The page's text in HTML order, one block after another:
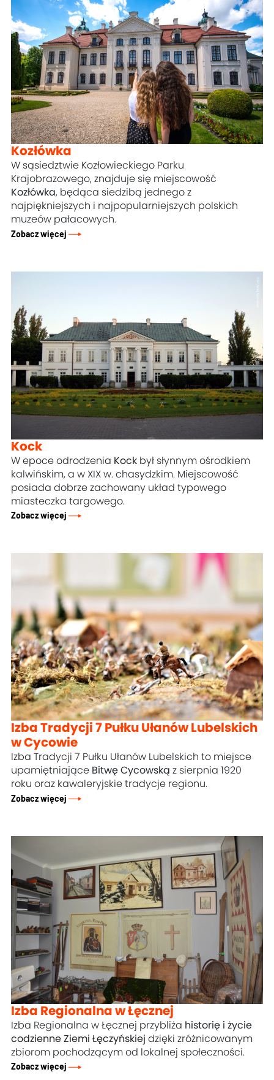
Kozłówka
W sąsiedztwie Kozłowieckiego Parku
Krajobrazowego, znajduje się miejscowość
Kozłówka, będąca siedzibą jednego z
najpiękniejszych i najpopularniejszych polskich
muzeów pałacowych.
Zobacz więcej
Kock
W epoce odrodzenia Kock był słynnym ośrodkiem
kalwińskim, a w XIX w. chasydzkim. Miejscowość
posiada dobrze zachowany układ typowego
miasteczka targowego.
Zobacz więcej
Izba Tradycji 7 Pułku Ułanów Lubelskich
w Cycowie
Izba Tradycji 7 Pułku Ułanów Lubelskich to miejsce
upamiętniające Bitwę Cycowską z sierpnia 1920
roku oraz kawaleryjskie tradycje regionu.
Zobacz więcej
Izba Regionalna w Łęcznej
Izba Regionalna w Łęcznej przybliża historię i życie
codzienne Ziemi Łęczyńskiej dzięki zróżnicowanym
zbiorom pochodzącym od lokalnej społeczności.
Zobacz więcej